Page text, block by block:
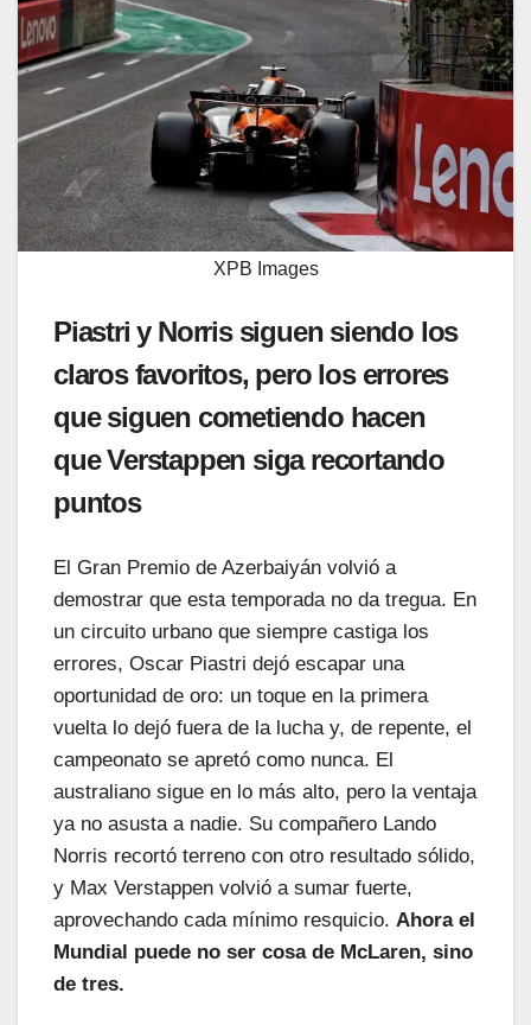
XPB Images
Piastri y Norris siguen siendo los
claros favoritos, pero los errores
que siguen cometiendo hacen
que Verstappen siga recortando
puntos
El Gran Premio de Azerbaiyán volvió a
demostrar que esta temporada no da tregua. En
un circuito urbano que siempre castiga los
errores, Oscar Piastri dejó escapar una
oportunidad de oro: un toque en la primera
vuelta lo dejó fuera de la lucha y, de repente, el
campeonato se apretó como nunca. El
australiano sigue en lo más alto, pero la ventaja
ya no asusta a nadie. Su compañero Lando
Norris recortó terreno con otro resultado sólido,
y Max Verstappen volvió a sumar fuerte,
aprovechando cada mínimo resquicio. Ahora el
Mundial puede no ser cosa de McLaren, sino
de tres.